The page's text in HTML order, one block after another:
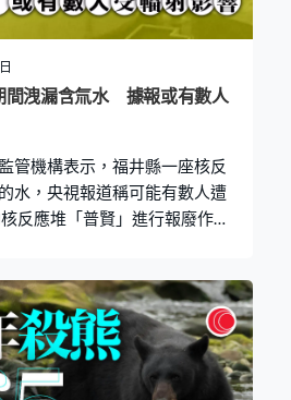
間洩漏含氚水 據報或有數人
管機構表示，福井縣一座核反
水，央視報道稱可能有數人遭
反應堆「普賢」進行報廢作業